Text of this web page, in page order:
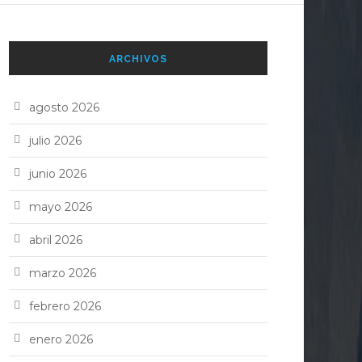
ARCHIVOS
agosto 2026
julio 2026
junio 2026
mayo 2026
abril 2026
marzo 2026
febrero 2026
enero 2026